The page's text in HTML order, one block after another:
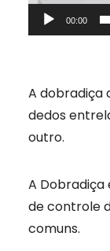
00:00
A dobradiça
dedos
outro.
A Dobradiça
de controle
comuns.